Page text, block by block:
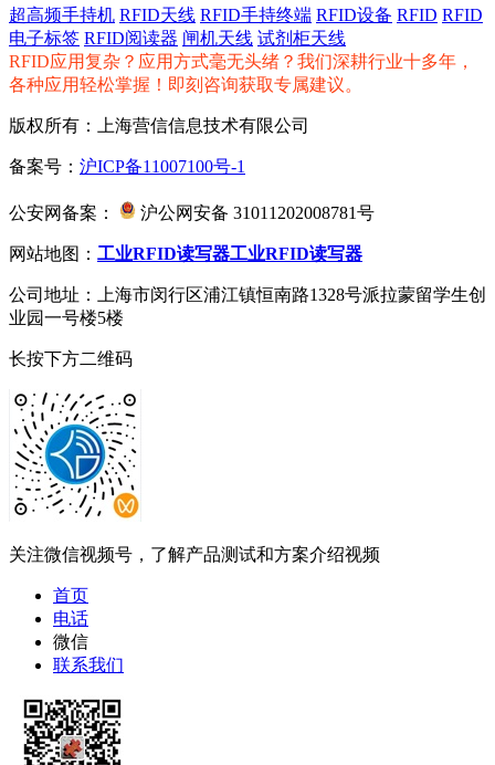
超高频手持机 RFID天线 RFID手持终端 RFID设备 RFID RFID
电子标签 RFID阅读器 闸机天线 试剂柜天线
RFID应用复杂？应用方式毫无头绪？我们深耕行业十多年，
各种应用轻松掌握！即刻咨询获取专属建议。
版权所有：上海营信信息技术有限公司
备案号： 沪ICP备11007100号-1
公安网备案： 沪公网安备 31011202008781号
网站地图： 工业RFID读写器工业RFID读写器
公司地址：上海市闵行区浦江镇恒南路1328号派拉蒙留学生创
业园一号楼5楼
长按下方二维码
关注微信视频号，了解产品测试和方案介绍视频
首页
电话
微信
联系我们